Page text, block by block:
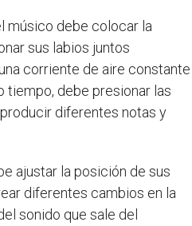
músico debe colocar la
sus labios juntos
corriente de aire constante
tiempo, debe presionar las
diferentes notas y
ajustar la posición de sus
diferentes cambios en la
sonido que sale del